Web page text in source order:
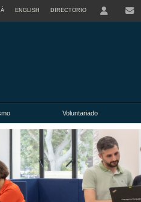
ENGLISH DIRECTORIO
Voluntariado